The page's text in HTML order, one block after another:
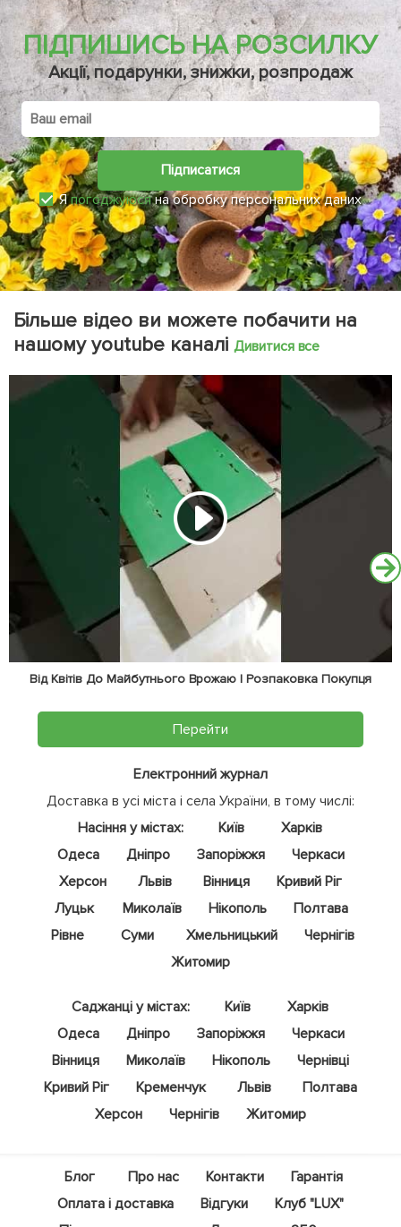
ПІДПИШИСЬ НА РОЗСИЛКУ
Акції, подарунки, знижки, розпродаж
Підписатися
Япогоджуюсяна обробку персональних даних
Більше відео ви можете побачити на
нашому youtube каналі Дивитися все
Від Квітів До Майбутнього Врожаю | Розпаковка Покупця
Перейти
Електронний журнал
Доставка в усі міста і села України, в тому числі:
Насіння у містах:
Київ
Харків
Одеса
Дніпро Запоріжжя
Черкаси
Херсон
Львів Вінниця
Кривий Ріг
Луцьк
Миколаїв Нікополь
Полтава
Рівне
Суми Хмельницький
Чернігів
Житомир
Саджанці у містах: Київ
Харків
Одеса
Дніпро Запоріжжя
Черкаси
Вінниця
Миколаїв Нікополь
Чернівці
Кривий Ріг
Кременчук Львів
Полтава
Херсон
Чернігів Житомир
Блог Про нас Контакти
Гарантія
Оплата і доставка
Відгуки
Клуб "LUX"